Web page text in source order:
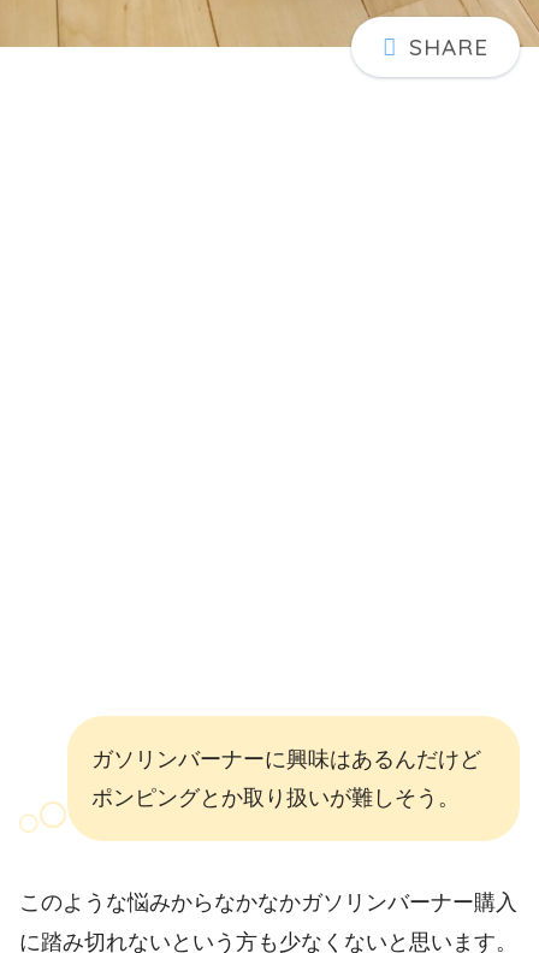
ガソリンバーナーに興味はあるんだけど
ポンピングとか取り扱いが難しそう。
このような悩みからなかなかガソリンバーナー購入
に踏み切れないという方も少なくないと思います。